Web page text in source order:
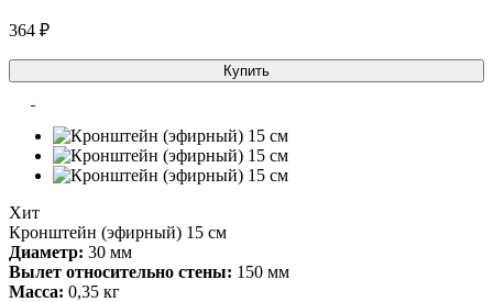
364 ₽
Купить
Хит
Кронштейн (эфирный) 15 см
Диаметр: 30 мм
Вылет относительно стены: 150 мм
Масса: 0,35 кг